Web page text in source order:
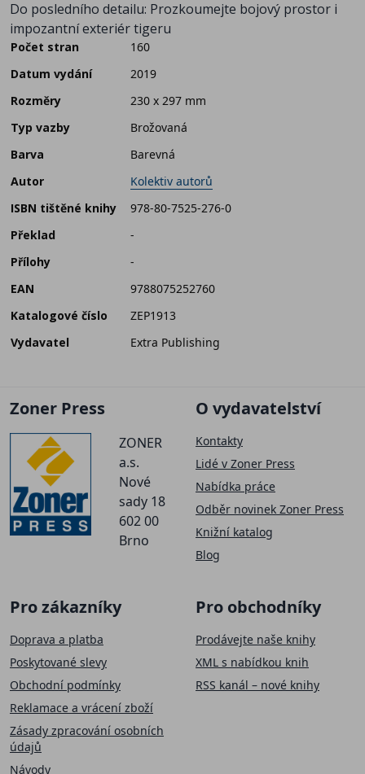
Do posledního detailu: Prozkoumejte bojový prostor i
impozantní exteriér tigeru
Počet stran
160
Datum vydání
2019
Rozměry
230 x 297 mm
Typ vazby
Brožovaná
Barva
Barevná
Autor
Kolektiv autorů
ISBN tištěné knihy
978-80-7525-276-0
Překlad
-
Přílohy
-
EAN
9788075252760
Katalogové číslo
ZEP1913
Vydavatel
Extra Publishing
Zoner Press
ZONER
a.s.
Nové
sady 18
602 00
Brno
O vydavatelství
Kontakty
Lidé v Zoner Press
Nabídka práce
Odběr novinek Zoner Press
Knižní katalog
Blog
Pro zákazníky
Doprava a platba
Poskytované slevy
Obchodní podmínky
Reklamace a vrácení zboží
Zásady zpracování osobních
údajů
Návody
Pro obchodníky
Prodávejte naše knihy
XML s nabídkou knih
RSS kanál – nové knihy